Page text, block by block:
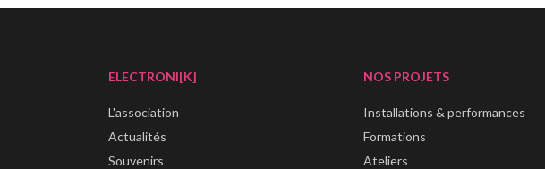
ELECTRONI[K]
L'association
Actualités
Souvenirs
NOS PROJETS
Installations & performances
Formations
Ateliers